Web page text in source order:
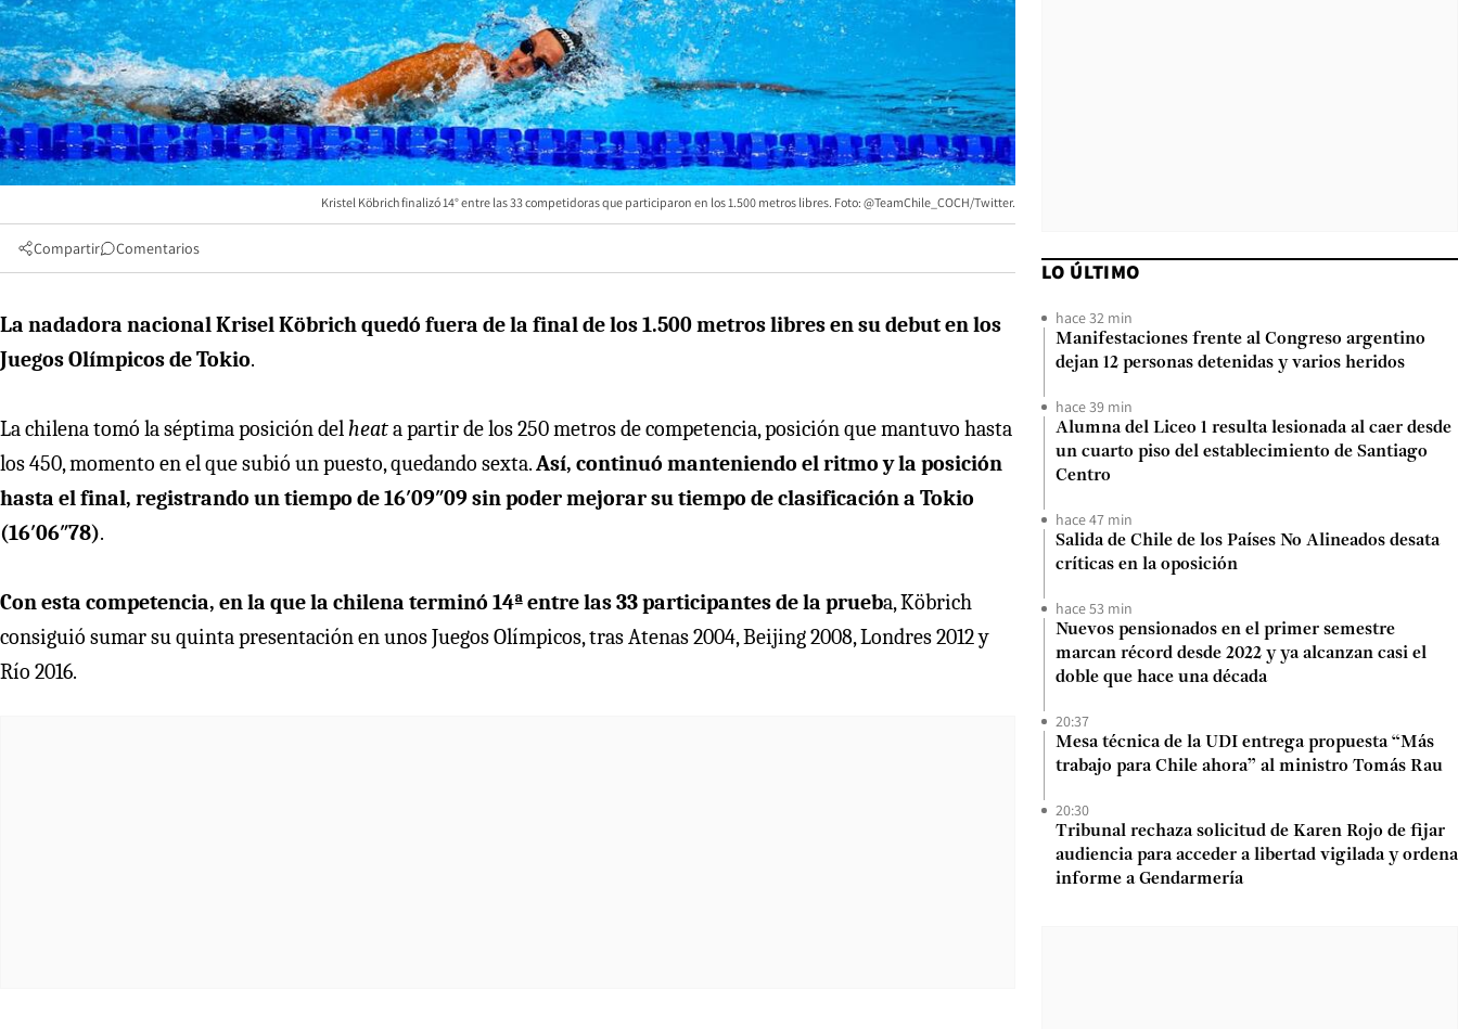
Kristel Köbrich finalizó 14° entre las 33 competidoras que participaron en los 1.500 metros libres. Foto: @TeamChile_COCH/Twitter.
Compartir Comentarios
La nadadora nacional Krisel Köbrich quedó fuera de la final de los 1.500 metros libres en su debut en los
Juegos Olímpicos de Tokio.
La chilena tomó la séptima posición delheata partir de los 250 metros de competencia, posición que mantuvo hasta
los 450, momento en el que subió un puesto, quedando sexta.Así, continuó manteniendo el ritmo y la posición
hasta el final, registrando un tiempo de 16′09″09 sin poder mejorar su tiempo de clasificación a Tokio
(16′06″78).
Con esta competencia, en la que la chilena terminó 14ª entre las 33 participantes de la prueba, Köbrich
consiguió sumar su quinta presentación en unos Juegos Olímpicos, tras Atenas 2004, Beijing 2008, Londres 2012 y
Río 2016.
LO ÚLTIMO
hace 32 min
Manifestaciones frente al Congreso argentino
dejan 12 personas detenidas y varios heridos
hace 39 min
Alumna del Liceo 1 resulta lesionada al caer desde
un cuarto piso del establecimiento de Santiago
Centro
hace 47 min
Salida de Chile de los Países No Alineados desata
críticas en la oposición
hace 53 min
Nuevos pensionados en el primer semestre
marcan récord desde 2022 y ya alcanzan casi el
doble que hace una década
20:37
Mesa técnica de la UDI entrega propuesta “Más
trabajo para Chile ahora” al ministro Tomás Rau
20:30
Tribunal rechaza solicitud de Karen Rojo de fijar
audiencia para acceder a libertad vigilada y ordena
informe a Gendarmería